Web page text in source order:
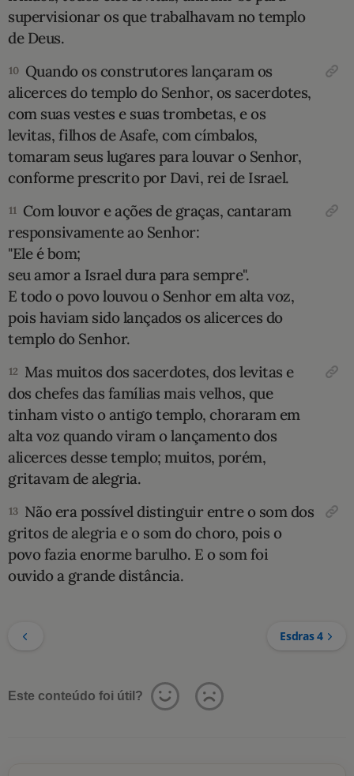
supervisionar os que trabalha­vam no templo
de Deus.
10 Quando os construtores lançaram os
alicerces do templo do Senhor, os sacerdotes,
com suas vestes e suas trombetas, e os
levitas, filhos de Asafe, com címbalos,
tomaram seus lugares para louvar o Senhor,
conforme prescrito por Davi, rei de Israel.
11 Com louvor e ações de graças, cantaram
responsivamente ao Senhor:
"Ele é bom;
seu amor a Israel dura para sempre".
E todo o povo louvou o Senhor em alta voz,
pois haviam sido lançados os alicerces do
templo do Senhor.
12 Mas muitos dos sacer­dotes, dos levitas e
dos chefes das famílias mais velhos, que
tinham visto o antigo templo, choraram em
alta voz quando viram o lança­mento dos
alicerces desse templo; muitos, porém,
gritavam de alegria.
13 Não era possível distinguir entre o som dos
gritos de alegria e o som do choro, pois o
povo fazia enorme baru­lho. E o som foi
ouvido a grande distância.
Esdras 4
Este conteúdo foi útil?